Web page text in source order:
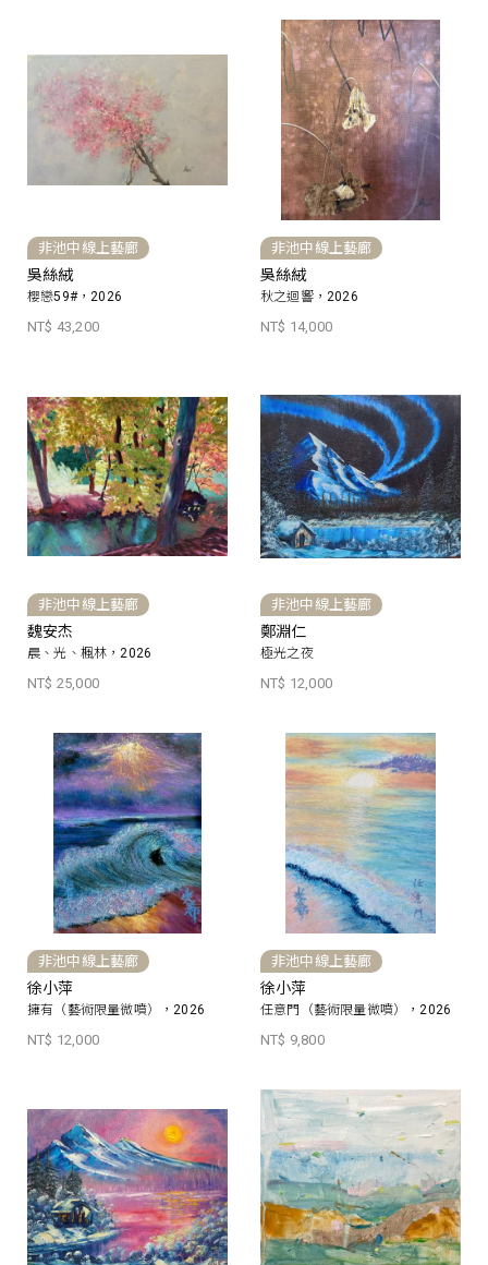
非池中線上藝廊
吳絲絨
櫻戀59#，2026
NT$ 43,200
非池中線上藝廊
吳絲絨
秋之迴響，2026
NT$ 14,000
非池中線上藝廊
魏安杰
晨、光、楓林，2026
NT$ 25,000
非池中線上藝廊
鄭淵仁
極光之夜
NT$ 12,000
非池中線上藝廊
徐小萍
擁有（藝術限量微噴），2026
NT$ 12,000
非池中線上藝廊
徐小萍
任意門（藝術限量微噴），2026
NT$ 9,800